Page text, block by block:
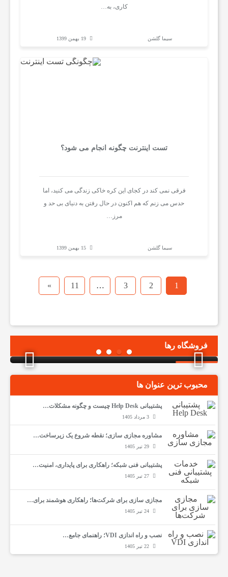
کاری، به…
سیما گلشن 19 بهمن 1399
تست اینترنت چگونه انجام می شود؟
فرقی نمی کند در کجای این کره خاکی زندگی می کنید، اما
حدس می زنم که هم اکنون در حال رفتن به دنیای بی حد و
مرز…
سیما گلشن 15 بهمن 1399
1
2
3
…
11
»
فروشگاه رها
زیروکلاینت vCloudPoint S100
محبوب ترین عنوان ها
پشتیبانی Help Desk چیست و چگونه مشکلات…
3 مرداد 1405
مشاوره مجازی سازی؛ نقطه شروع یک زیرساخت…
29 تیر 1405
پشتیبانی فنی شبکه؛ راهکاری برای پایداری، امنیت…
27 تیر 1405
مجازی سازی برای شرکت‌ها؛ راهکاری هوشمند برای…
24 تیر 1405
نصب و راه اندازی VDI؛ راهنمای جامع…
22 تیر 1405